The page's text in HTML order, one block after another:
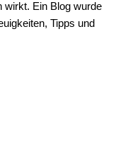
wirkt. Ein Blog wurde
Tipps und